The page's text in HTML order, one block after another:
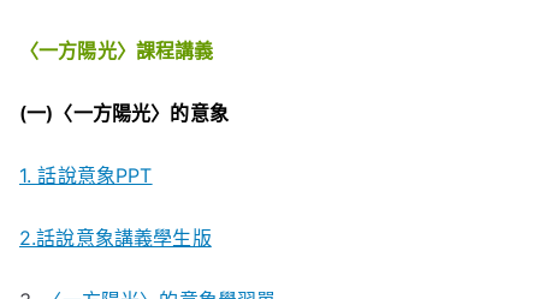
〈一方陽光〉課程講義
(一)〈一方陽光〉的意象
1. 話說意象PPT
2.話說意象講義學生版